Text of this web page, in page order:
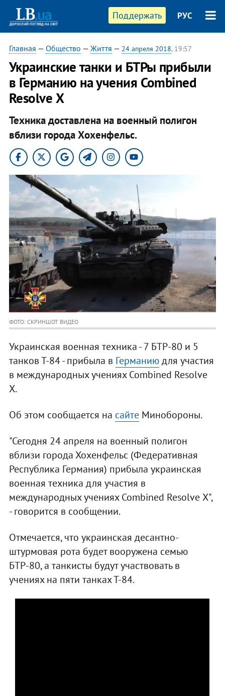
Поддержать РУС
Главная — Общество — Життя — 24 апреля 2018, 19:57
Украинские танки и БТРы прибыли
в Германию на учения Combined
Resolve Х
Техника доставлена на военный полигон
вблизи города Хохенфельс.
ФОТО: СКРИНШОТ ВИДЕО
Украинская военная техника - 7 БТР-80 и 5
танков Т-84 - прибыла в Германиюдля участия
в международных учениях Combined Resolve
Х.
Об этом сообщается на сайтеМинобороны.
"Сегодня 24 апреля на военный полигон
вблизи города Хохенфельс (Федеративная
Республика Германия) прибыла украинская
военная техника для участия в
международных учениях Combined Resolve Х",
- говорится в сообщении.
Отмечается, что украинская десантно-
штурмовая рота будет вооружена семью
БТР-80, а танкисты будут участвовать в
учениях на пяти танках Т-84.